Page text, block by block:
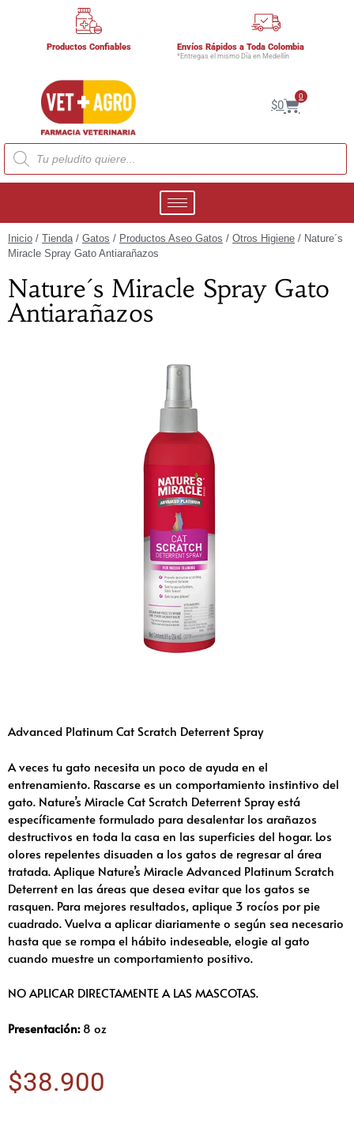
Productos Confiables Envíos Rápidos a Toda Colombia
*Entregas el mismo Día en Medellín
$0
0
Inicio / Tienda/ Gatos / Productos Aseo Gatos / Otros Higiene / Nature´s
Miracle Spray Gato Antiarañazos
Nature´s Miracle Spray Gato
Antiarañazos
Advanced Platinum Cat Scratch Deterrent Spray
A veces tu gato necesita un poco de ayuda en el
entrenamiento. Rascarse es un comportamiento instintivo del
gato. Nature’s Miracle Cat Scratch Deterrent Spray está
específicamente formulado para desalentar los arañazos
destructivos en toda la casa en las superficies del hogar. Los
olores repelentes disuaden a los gatos de regresar al área
tratada. Aplique Nature’s Miracle Advanced Platinum Scratch
Deterrent en las áreas que desea evitar que los gatos se
rasquen. Para mejores resultados, aplique 3 rocíos por pie
cuadrado. Vuelva a aplicar diariamente o según sea necesario
hasta que se rompa el hábito indeseable, elogie al gato
cuando muestre un comportamiento positivo.
NO APLICAR DIRECTAMENTE A LAS MASCOTAS.
Presentación:8 oz
$38.900